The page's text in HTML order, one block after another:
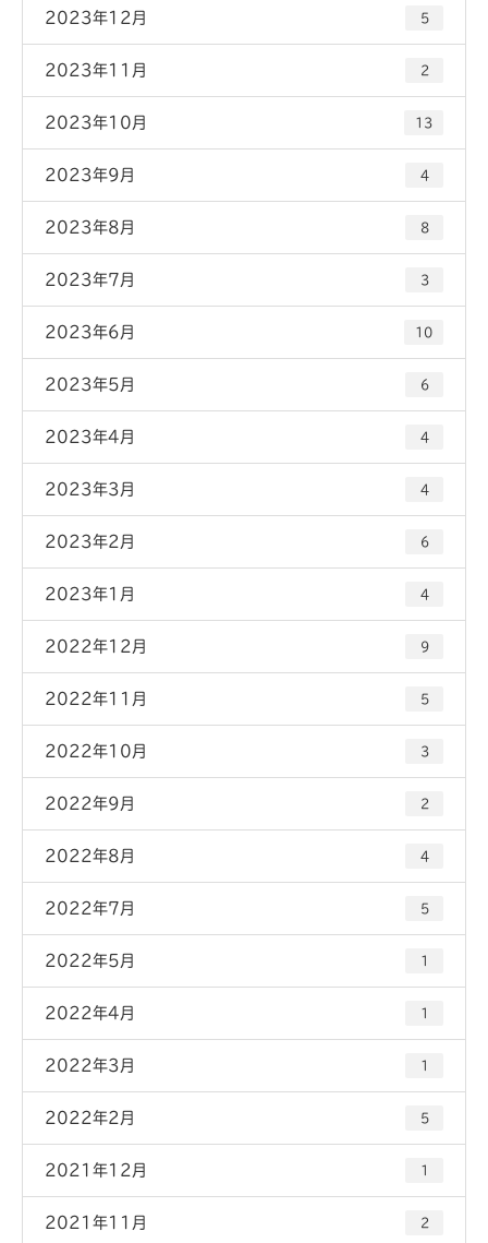
2023年12月 5
2023年11月 2
2023年10月 13
2023年9月 4
2023年8月 8
2023年7月 3
2023年6月 10
2023年5月 6
2023年4月 4
2023年3月 4
2023年2月 6
2023年1月 4
2022年12月 9
2022年11月 5
2022年10月 3
2022年9月 2
2022年8月 4
2022年7月 5
2022年5月 1
2022年4月 1
2022年3月 1
2022年2月 5
2021年12月 1
2021年11月 2